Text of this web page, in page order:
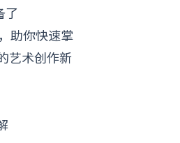
了
助你快速掌
艺术创作新